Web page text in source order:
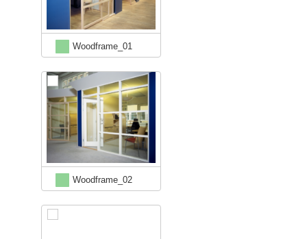
Woodframe_01
Woodframe_02